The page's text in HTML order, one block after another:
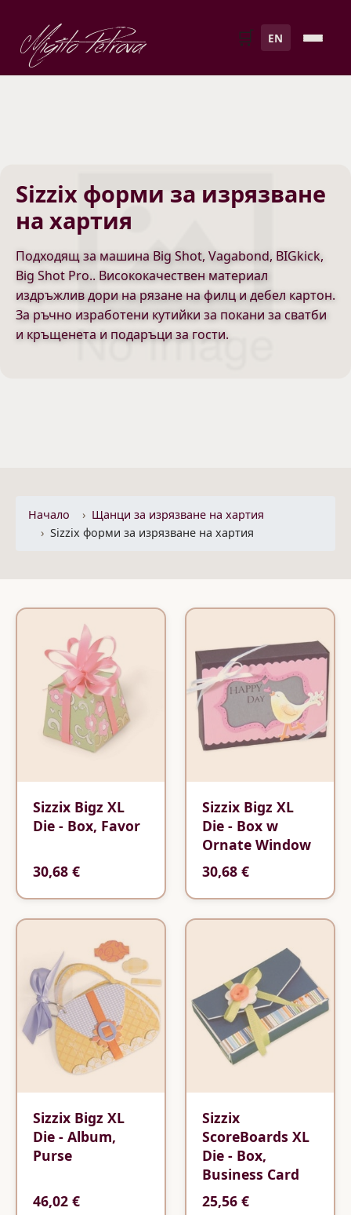
Migito Petrova 🛒 EN
Sizzix форми за изрязване
на хартия
Подходящ за машина Big Shot, Vagabond, BIGkick,
Big Shot Pro.. Висококачествен материал
издръжлив дори на рязане на филц и дебел картон.
За ръчно изработени кутийки за покани за сватби
и кръщенета и подаръци за гости.
Начало
Щанци за изрязване на хартия
Sizzix форми за изрязване на хартия
Sizzix Bigz XL
Die - Box, Favor
30,68 €
Sizzix Bigz XL
Die - Box w
Ornate Window
30,68 €
Sizzix Bigz XL
Die - Album,
Purse
46,02 €
Sizzix
ScoreBoards XL
Die - Box,
Business Card
25,56 €